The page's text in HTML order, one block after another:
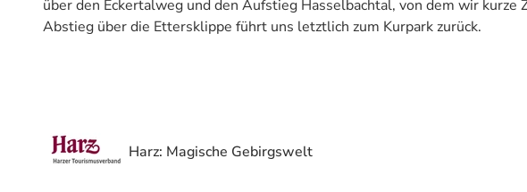
über den Eckertalweg und den Aufstieg Hasselbachtal, von dem wir kurze
Abstieg über die Ettersklippe führt uns letztlich zum Kurpark zurück.
Harz: Magische Gebirgswelt